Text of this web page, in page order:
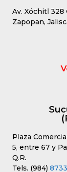
Av. Xóchitl 328
Zapopan,
Plaza
5, entre 67 y
Q.R.
Tels. (984)